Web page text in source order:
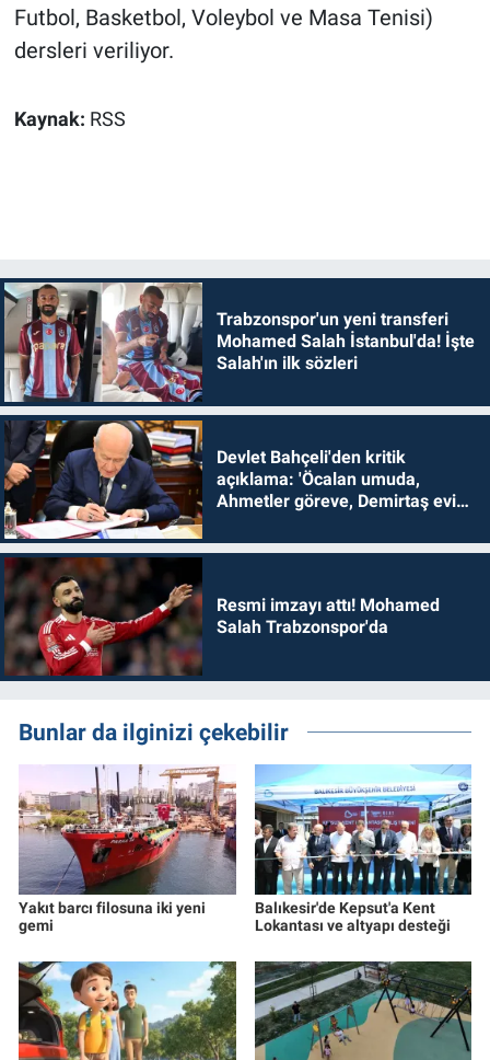
Futbol, Basketbol, Voleybol ve Masa Tenisi)
dersleri veriliyor.
Kaynak: RSS
Trabzonspor'un yeni transferi
Mohamed Salah İstanbul'da! İşte
Salah'ın ilk sözleri
Devlet Bahçeli'den kritik
açıklama: 'Öcalan umuda,
Ahmetler göreve, Demirtaş evine
Resmi imzayı attı! Mohamed
Salah Trabzonspor'da
Bunlar da ilginizi çekebilir
Yakıt barcı filosuna iki yeni
gemi
Balıkesir'de Kepsut'a Kent
Lokantası ve altyapı desteği